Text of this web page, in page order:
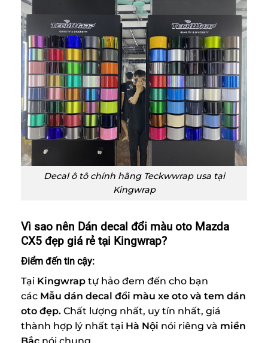
Decal ô tô chính hãng Teckwwrap usa tại
Kingwrap
Vì sao nên Dán decal đổi màu oto Mazda
CX5 đẹp giá rẻ tại Kingwrap?
Điểm đến tin cậy:
Tại Kingwrap tự hảo đem đến cho bạn
các Mẫu dán decal đổi màu xe oto và tem dán
oto đẹp. Chất lượng nhất, uy tín nhất, giá
thành hợp lý nhất tại Hà Nội nói riêng và miền